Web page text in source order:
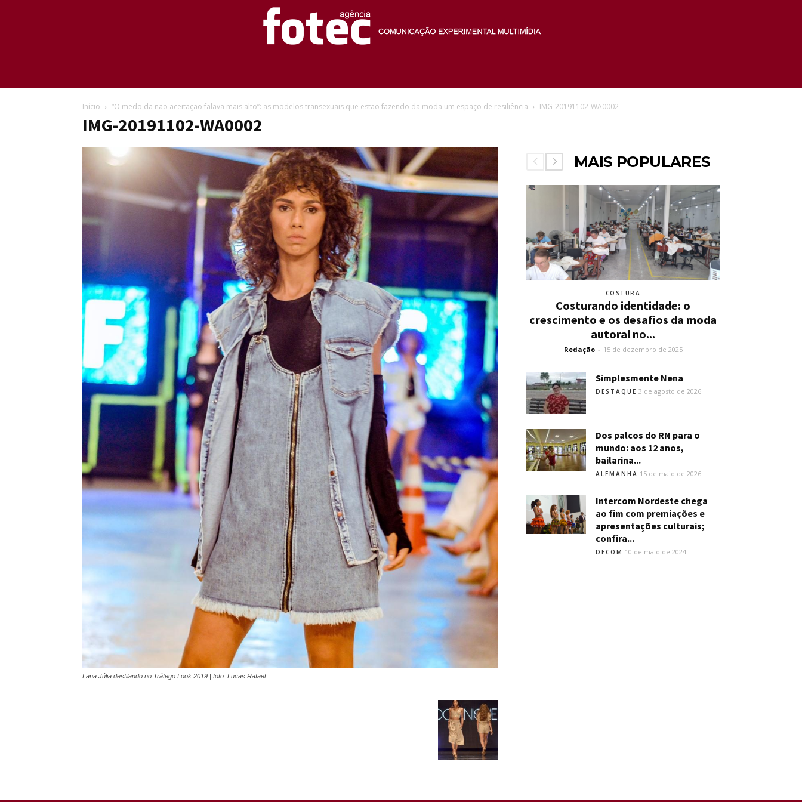
Fotec
Início “O medo da não aceitação falava mais alto”: as modelos transexuais que estão fazendo da moda um espaço de resiliência IMG-20191102-WA0002
IMG-20191102-WA0002
Lana Júlia desfilando no Tráfego Look 2019 | foto: Lucas Rafael
MAIS POPULARES
COSTURA
Costurando identidade: o
crescimento e os desafios da moda
autoral no...
Redação - 15 de dezembro de 2025
Simplesmente Nena
DESTAQUE 3 de agosto de 2026
Dos palcos do RN para o
mundo: aos 12 anos,
bailarina...
ALEMANHA 15 de maio de 2026
Intercom Nordeste chega
ao fim com premiações e
apresentações culturais;
confira...
DECOM 10 de maio de 2024